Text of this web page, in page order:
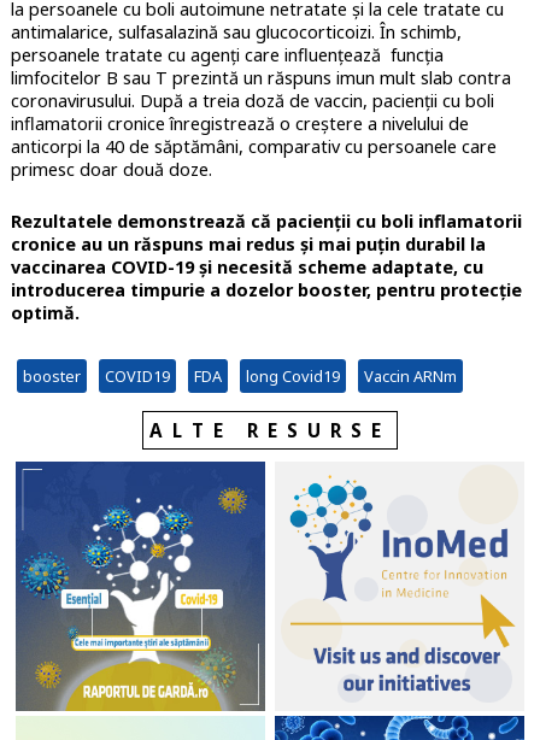
la persoanele cu boli autoimune netratate și la cele tratate cu
antimalarice, sulfasalazină sau glucocorticoizi. În schimb,
persoanele tratate cu agenți care influențează funcția
limfocitelor B sau T prezintă un răspuns imun mult slab contra
coronavirusului. După a treia doză de vaccin, pacienții cu boli
inflamatorii cronice înregistrează o creștere a nivelului de
anticorpi la 40 de săptămâni, comparativ cu persoanele care
primesc doar două doze.
Rezultatele demonstrează că pacienții cu boli inflamatorii
cronice au un răspuns mai redus și mai puțin durabil la
vaccinarea COVID-19 și necesită scheme adaptate, cu
introducerea timpurie a dozelor booster, pentru protecție
optimă.
booster COVID19 FDA long Covid19 Vaccin ARNm
ALTE RESURSE